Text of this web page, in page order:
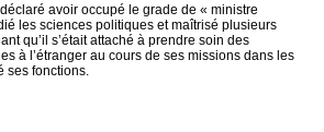
avoir occupé le grade de « ministre
les sciences politiques et maîtrisé plusieurs
qu’il s’était attaché à prendre soin des
à l’étranger au cours de ses missions dans les
ses fonctions.